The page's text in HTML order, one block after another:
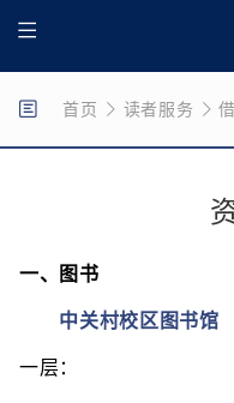
首页 读者服务
一、图书
中关村校区图书馆
一层：